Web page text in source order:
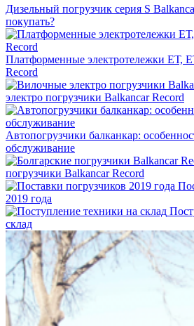
Дизельный погрузчик серия S
покупать?
Платформенные электротележки ЕТ,
Record
электро погрузчики Balkancar Record
Автопогрузчики балканкар:
обслуживание
погрузчики Balkancar Record
2019 года
склад